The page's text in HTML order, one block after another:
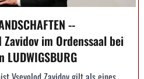
--
im Ordenssaal bei